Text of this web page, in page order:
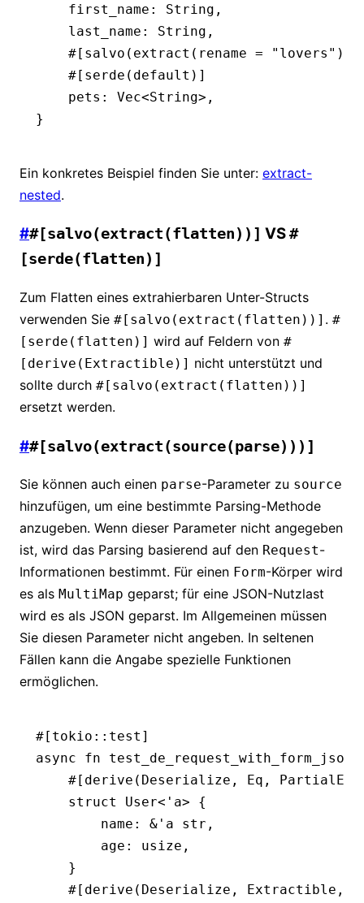
    first_name
: String ,
    last_name
: String ,
    #[salvo(extract(rename
= "lovers" ))]
    #[serde(default)]
    pets
: Vec<String>,
}
Ein konkretes Beispiel finden Sie unter: extract-
nested.
##[salvo(extract(flatten))] VS#
[serde(flatten)]
Zum Flatten eines extrahierbaren Unter-Structs
verwenden Sie #[salvo(extract(flatten))] . #
[serde(flatten)] wird auf Feldern von #
[derive(Extractible)] nicht unterstützt und
sollte durch #[salvo(extract(flatten))]
ersetzt werden.
##[salvo(extract(source(parse)))]
Sie können auch einen parse-Parameter zu source
hinzufügen, um eine bestimmte Parsing-Methode
anzugeben. Wenn dieser Parameter nicht angegeben
ist, wird das Parsing basierend auf den Request-
Informationen bestimmt. Für einen Form-Körper wird
es als MultiMap geparst; für eine JSON-Nutzlast
wird es als JSON geparst. Im Allgemeinen müssen
Sie diesen Parameter nicht angeben. In seltenen
Fällen kann die Angabe spezielle Funktionen
ermöglichen.
#[tokio :: test]
async fn
    #[derive(
Deserialize , Eq , PartialEq
    struct
User<' a> {
        name
: & ' a str ,
        age
: usize ,
    }
    #[derive(
Deserialize , Extractible ,